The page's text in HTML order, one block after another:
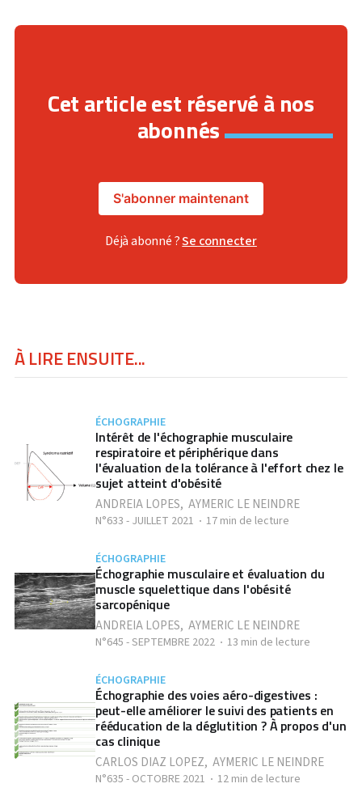
Cet article est réservé à nos
abonnés
S'abonner maintenant
Déjà abonné ?Se connecter
À LIRE ENSUITE...
ÉCHOGRAPHIE
Intérêt de l'échographie musculaire
respiratoire et périphérique dans
l'évaluation de la tolérance à l'effort chez le
sujet atteint d'obésité
ANDREIA LOPES, AYMERIC LE NEINDRE
N°633 - JUILLET 2021 17 min de lecture
ÉCHOGRAPHIE
Échographie musculaire et évaluation du
muscle squelettique dans l'obésité
sarcopénique
ANDREIA LOPES, AYMERIC LE NEINDRE
N°645 - SEPTEMBRE 2022 13 min de lecture
ÉCHOGRAPHIE
Échographie des voies aéro-digestives :
peut-elle améliorer le suivi des patients en
rééducation de la déglutition ? À propos d'un
cas clinique
CARLOS DIAZ LOPEZ, AYMERIC LE NEINDRE
N°635 - OCTOBRE 2021 12 min de lecture